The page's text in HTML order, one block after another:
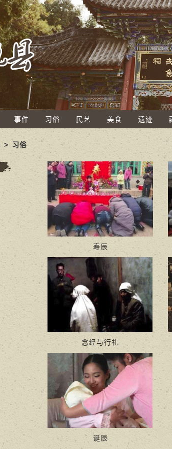
事件 习俗 民艺 美食 遗迹
> 习俗
寿辰
念经与行礼
诞辰